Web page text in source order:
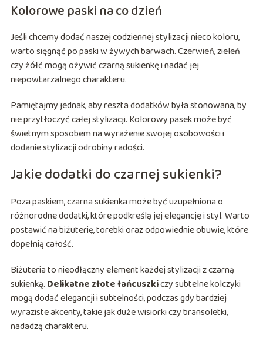
Kolorowe paski na co dzień
Jeśli chcemy dodać naszej codziennej stylizacji nieco koloru,
warto sięgnąć po paski w żywych barwach. Czerwień, zieleń
czy żółć mogą ożywić czarną sukienkę i nadać jej
niepowtarzalnego charakteru.
Pamiętajmy jednak, aby reszta dodatków była stonowana, by
nie przytłoczyć całej stylizacji. Kolorowy pasek może być
świetnym sposobem na wyrażenie swojej osobowości i
dodanie stylizacji odrobiny radości.
Jakie dodatki do czarnej sukienki?
Poza paskiem, czarna sukienka może być uzupełniona o
różnorodne dodatki, które podkreślą jej elegancję i styl. Warto
postawić na biżuterię, torebki oraz odpowiednie obuwie, które
dopełnią całość.
Biżuteria to nieodłączny element każdej stylizacji z czarną
sukienką. Delikatne złote łańcuszkiczy subtelne kolczyki
mogą dodać elegancji i subtelności, podczas gdy bardziej
wyraziste akcenty, takie jak duże wisiorki czy bransoletki,
nadadzą charakteru.